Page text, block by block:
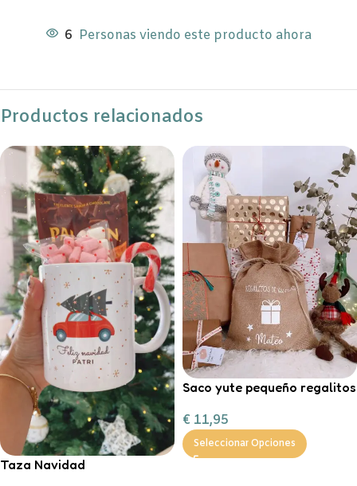
6 Personas viendo este producto ahora
Productos relacionados
Taza Navidad
Saco yute pequeño regalitos
€ 11,95
Seleccionar Opciones